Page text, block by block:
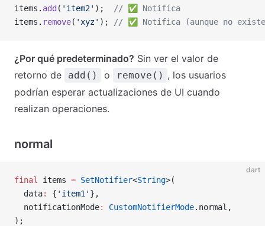
items. add ( 'item2' );
// ✅ Notifica
items. remove( 'xyz' ); // ✅ Notifica (aunque no
¿Por qué predeterminado? Sin ver el valor de
retorno de
add() o remove() , los usuarios
podrían esperar actualizaciones de UI cuando
realizan operaciones.
normal
dart
final items = SetNotifier<String>(
  data
: { 'item1' },
  notificationMode
: CustomNotifierMode.normal,
);